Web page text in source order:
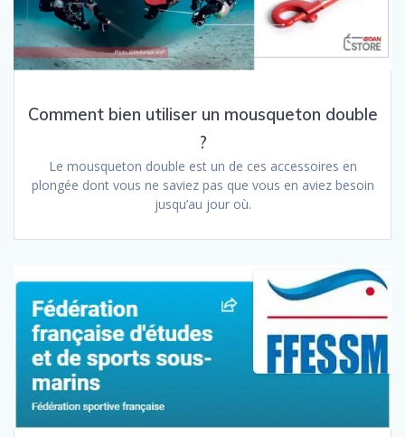
Comment bien utiliser un mousqueton double
?
Le mousqueton double est un de ces accessoires en
plongée dont vous ne saviez pas que vous en aviez besoin
jusqu’au jour où.